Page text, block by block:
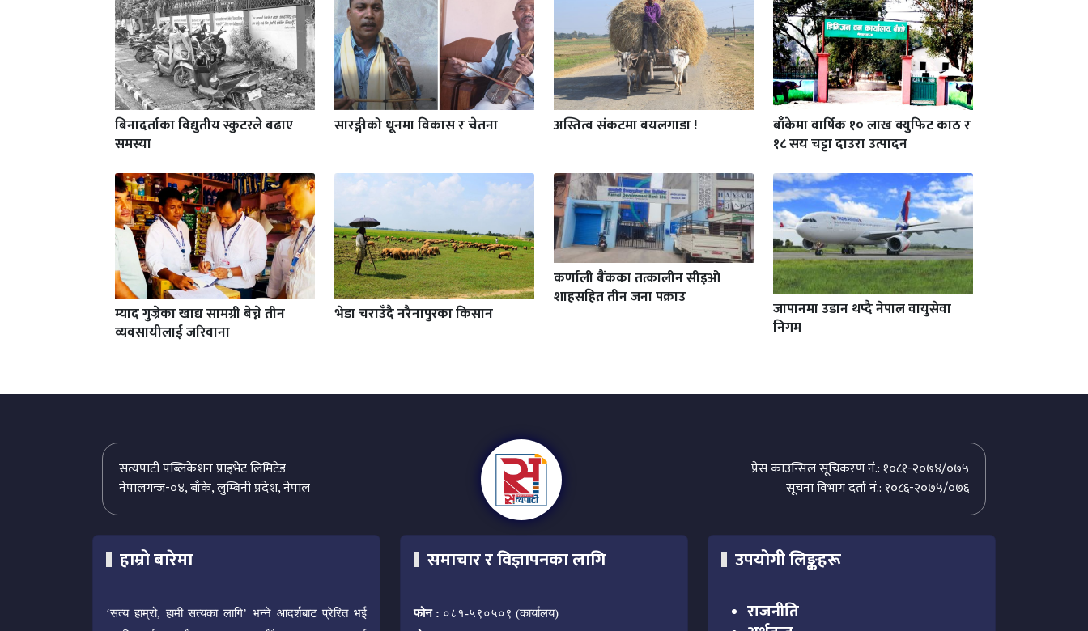
बिनादर्ताका विद्युतीय स्कुटरले बढाए
समस्या
सारङ्गीको धूनमा विकास र चेतना अस्तित्व संकटमा बयलगाडा !
बाँकेमा वार्षिक १० लाख क्युफिट काठ र
१८ सय चट्टा दाउरा उत्पादन
म्याद गुज्रेका खाद्य सामग्री बेच्ने तीन
व्यवसायीलाई जरिवाना
भेडा चराउँदै नरैनापुरका किसान
कर्णाली बैंकका तत्कालीन सीइओ
शाहसहित तीन जना पक्राउ
जापानमा उडान थप्दै नेपाल वायुसेवा
निगम
प्रेस काउन्सिल सूचिकरण नं.: १०८१-२०७४/०७५
सत्यपाटी पब्लिकेशन प्राइभेट लिमिटेड
सूचना विभाग दर्ता नं.: १०८६-२०७५/०७६
नेपालगन्ज-०४, बाँके, लुम्बिनी प्रदेश, नेपाल
हाम्रो बारेमा
‘सत्य हाम्रो, हामी सत्यका लागि’ भन्ने आदर्शबाट प्रेरित भई
समाचार र विज्ञापनका लागि
फोन : ०८१-५९०५०९ (कार्यालय)
उपयोगी लिङ्कहरू
राजनीति